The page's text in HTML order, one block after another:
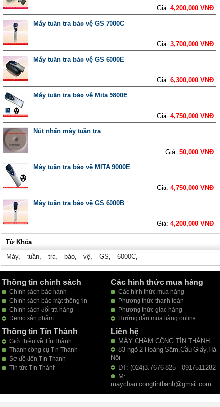
Giá:4,200,000 VNĐ
Máy tuần tra bảo vệ GS 7000C
Giá:3,700,000 VNĐ
Máy tuần tra bảo vệ GS 6000E
Giá:6,300,000 VNĐ
Máy tuần tra bảo vệ Mita 9800E
Giá:4,750,000 VNĐ
Nút nhấn máy tuần tra
Giá:50,000 VNĐ
Máy tuần tra bảo vệ MITA 9000E
Giá:4,750,000 VNĐ
Máy tuần tra bảo vệ GS 6000B
Giá:4,200,000 VNĐ
Từ Khóa
Máy, tuần tra bảo vệ GS 6000C
Thông tin chính sách
Chính sách bảo hành
Chính sách bảo mật thông tin
Chính sách đổi trả hàng
Demo sản phẩm
Các hình thức mua hàng
Các hình thức mua hàng
Phương thức thanh toán
Phương thức giao hàng
Hướng dẫn mua hàng online
Thông tin Tín Thành
Giới thiệu về Tín Thành
Thanh công cụ Tín Thành
Sơ đồ đến Tín Thành
Tin tức Tín Thành
Liên hệ
MÁY CHẤM CÔNG TÍN THÀNH.
83 ngõ 2 Hoàng Sâm,Cầu Giấy,Hà
Nội
ĐT: (024)3.7676 825 - 0917511282
M:
maychamcongtinthanh@gmail.com